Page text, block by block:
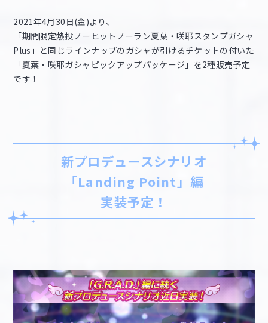
2021年4月30日(金)より、
「期間限定熱投ノーヒットノーラン夏葉・咲耶スタンプガシャ
Plus」と同じラインナップのガシャが引けるチケットの付いた
「夏葉・咲耶ガシャピックアップパッケージ」を2種販売予定
です！
新プロデュースシナリオ
「Landing Point」編
実装予定！